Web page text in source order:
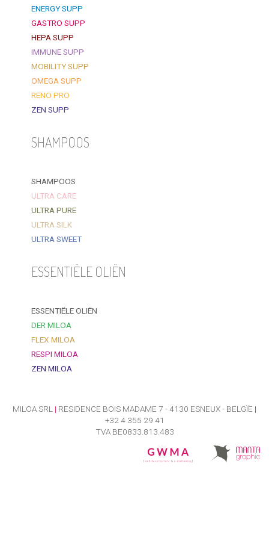
ENERGY SUPP
GASTRO SUPP
HEPA SUPP
IMMUNE SUPP
MOBILITY SUPP
OMEGA SUPP
RENO PRO
ZEN SUPP
SHAMPOOS
SHAMPOOS
ULTRA CARE
ULTRA PURE
ULTRA SILK
ULTRA SWEET
ESSENTIËLE OLIËN
ESSENTIËLE OLIËN
DER MILOA
FLEX MILOA
RESPI MILOA
ZEN MILOA
MILOA SRL | RESIDENCE BOIS MADAME 7 - 4130 ESNEUX - BELGÏE |
+32 4 355 29 41
TVA BE0833.813.483